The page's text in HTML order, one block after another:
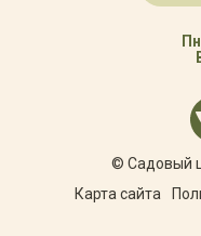
© Садовый
Карта сайта